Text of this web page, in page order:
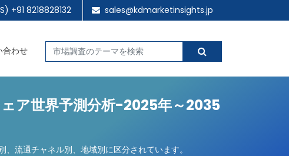
+91 8218828132 sales@kdmarketinsights.jp
合わせ
ア世界予測分析-2025年～2035
流通チャネル別、地域別に区分されています。